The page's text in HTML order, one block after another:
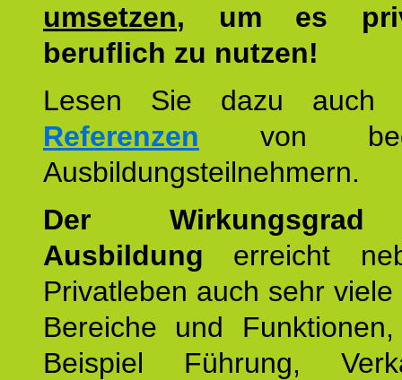
umsetzen, um es
beruflich zu nutzen!
Lesen Sie dazu
Referenzen von
Ausbildungsteilnehmern.
Der
Ausbildung erreicht
Privatleben auch sehr
Bereiche und
Beispiel Führung,